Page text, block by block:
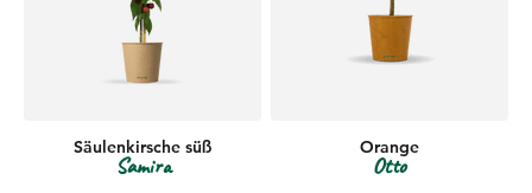
Säulenkirsche süß
Samira
Orange
Otto